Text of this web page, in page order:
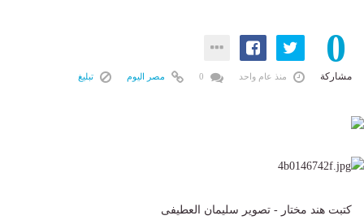
0
مشاركة منذ عام واحد مصر اليوم تبليغ
كتبت هند مختار - تصوير سليمان العطيفى